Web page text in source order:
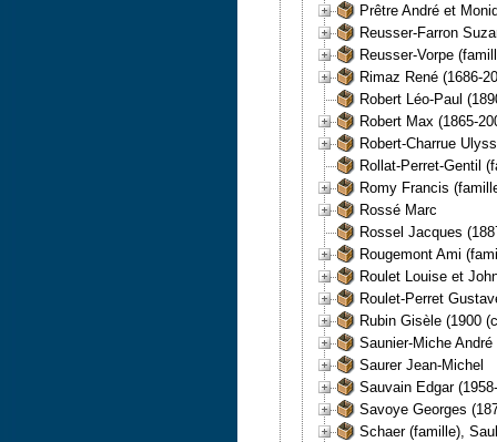
Prêtre André et
Reusser-Farron
Reusser-Vorpe
Rimaz René (1686-
Robert Léo-Paul
Robert Max (1865-
Robert-Charrue
Rollat-Perret-Gentil
Romy Francis
Rossé Marc
Rossel Jacques
Rougemont Ami
Roulet Louise et
Roulet-Perret
Rubin Gisèle (1900
Saunier-Miche
Saurer Jean-Michel
Sauvain Edgar
Savoye Georges
Schaer (famille),